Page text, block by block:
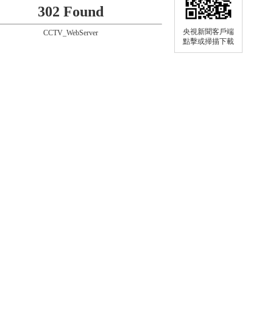
央視新聞客戶端
點擊或掃描下載
302 Found
CCTV_WebServer